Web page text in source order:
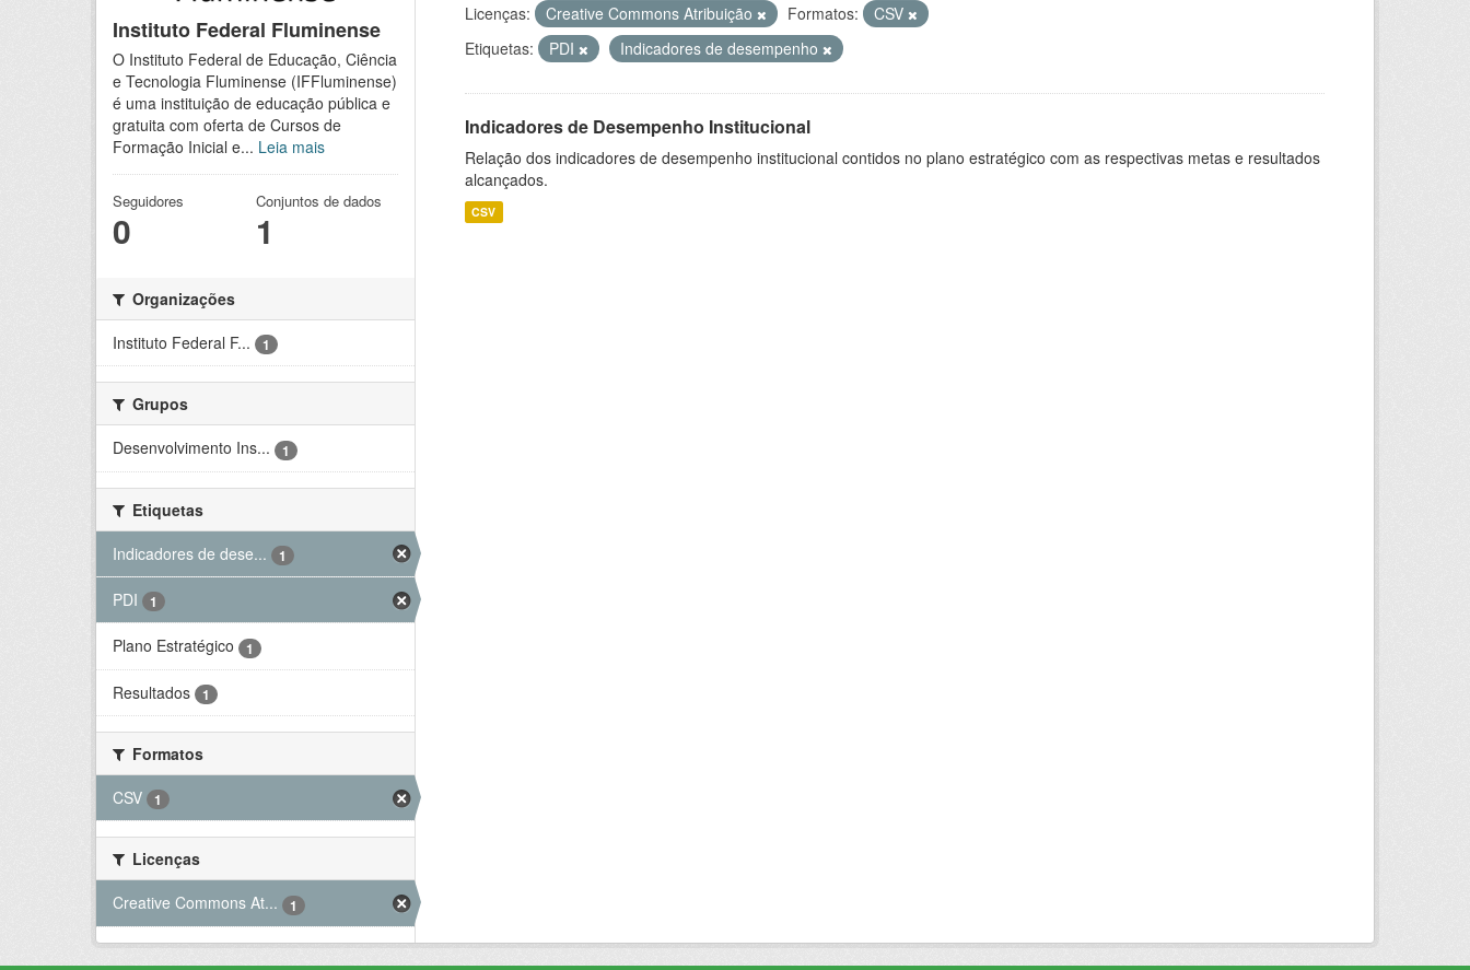
Instituto Federal Fluminense
O Instituto Federal de Educação, Ciência
e Tecnologia Fluminense (IFFluminense)
é uma instituição de educação pública e
gratuita com oferta de Cursos de
Formação Inicial e... Leia mais
Seguidores
0
Conjuntos de dados
1
Organizações
Instituto Federal F...
1
Grupos
Desenvolvimento Ins...
1
Etiquetas
Indicadores de dese...
1
PDI 1
Plano Estratégico 1
Resultados 1
Formatos
CSV
1
Licenças
Creative Commons At...
1
Licenças: Creative Commons Atribuição Formatos:
CSV
Etiquetas:
PDI Indicadores de desempenho
Indicadores de Desempenho Institucional
Relação dos indicadores de desempenho institucional contidos no plano estratégico com as respectivas metas e resultados
alcançados.
CSV